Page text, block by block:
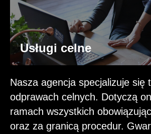
Usługi celne
Nasza agencja specjalizuje się
odprawach celnych. Dotyczą
ramach wszystkich
oraz za granicą procedur.